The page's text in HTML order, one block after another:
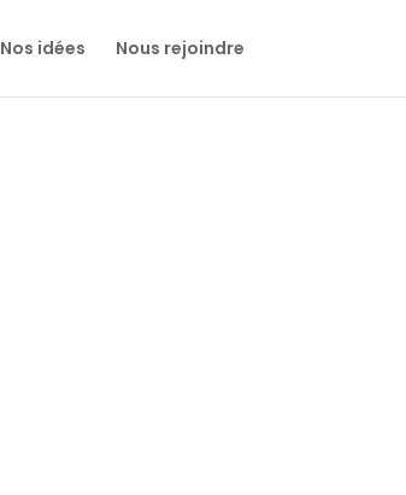
Nos idées Nous rejoindre